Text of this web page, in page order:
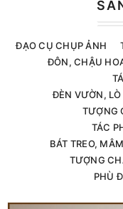
ĐẠO CỤ CHỤP ẢNH
ĐÔN, CHẬU
ĐÈN VƯỜN,
TƯỢNG
TÁC
BÁT TREO,
TƯỢNG
PHÙ